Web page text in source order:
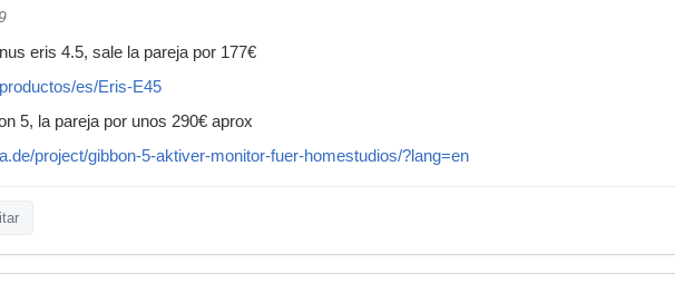
eris 4.5, sale la pareja por 177€
es/Eris-E45
5, la pareja por unos 290€ aprox
project/gibbon-5-aktiver-monitor-fuer-homestudios/?lang=en